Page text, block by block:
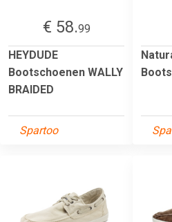
€ 58.99
HEYDUDE
Bootschoenen WALLY
BRAIDED
Spartoo